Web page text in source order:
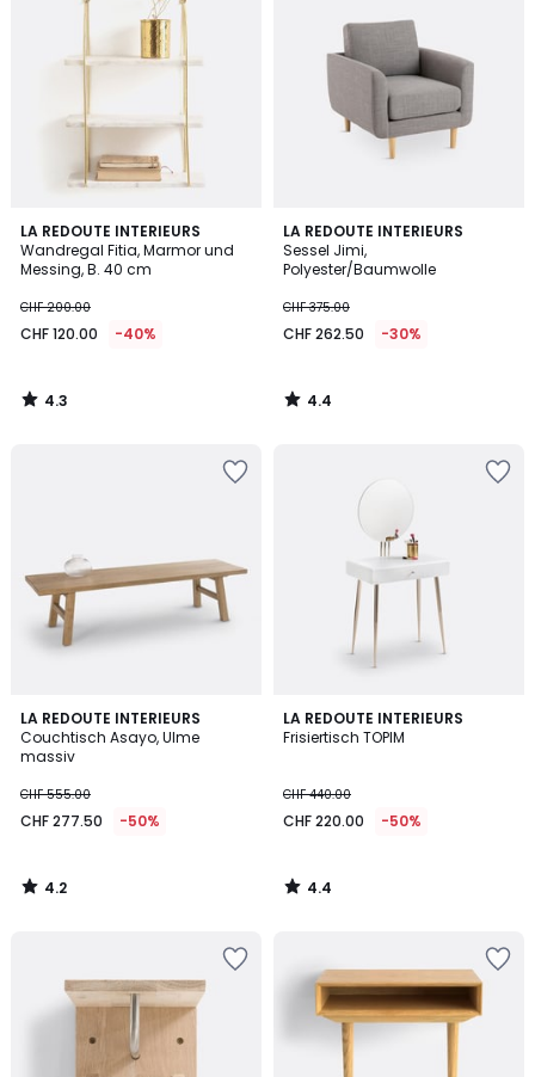
LA REDOUTE INTERIEURS
Wandregal Fitia, Marmor und
Messing, B. 40 cm
CHF 200.00
CHF 120.00 -40%
4.3
/ 5
4.3
/
LA REDOUTE INTERIEURS
Sessel Jimi,
Polyester/Baumwolle
CHF 375.00
CHF 262.50 -30%
4.4
/ 5
4.4
/
LA REDOUTE INTERIEURS
Couchtisch Asayo, Ulme
massiv
CHF 555.00
CHF 277.50 -50%
4.2
/ 5
4.2
/
LA REDOUTE INTERIEURS
Frisiertisch TOPIM
CHF 440.00
CHF 220.00 -50%
4.4
/ 5
4.4
/